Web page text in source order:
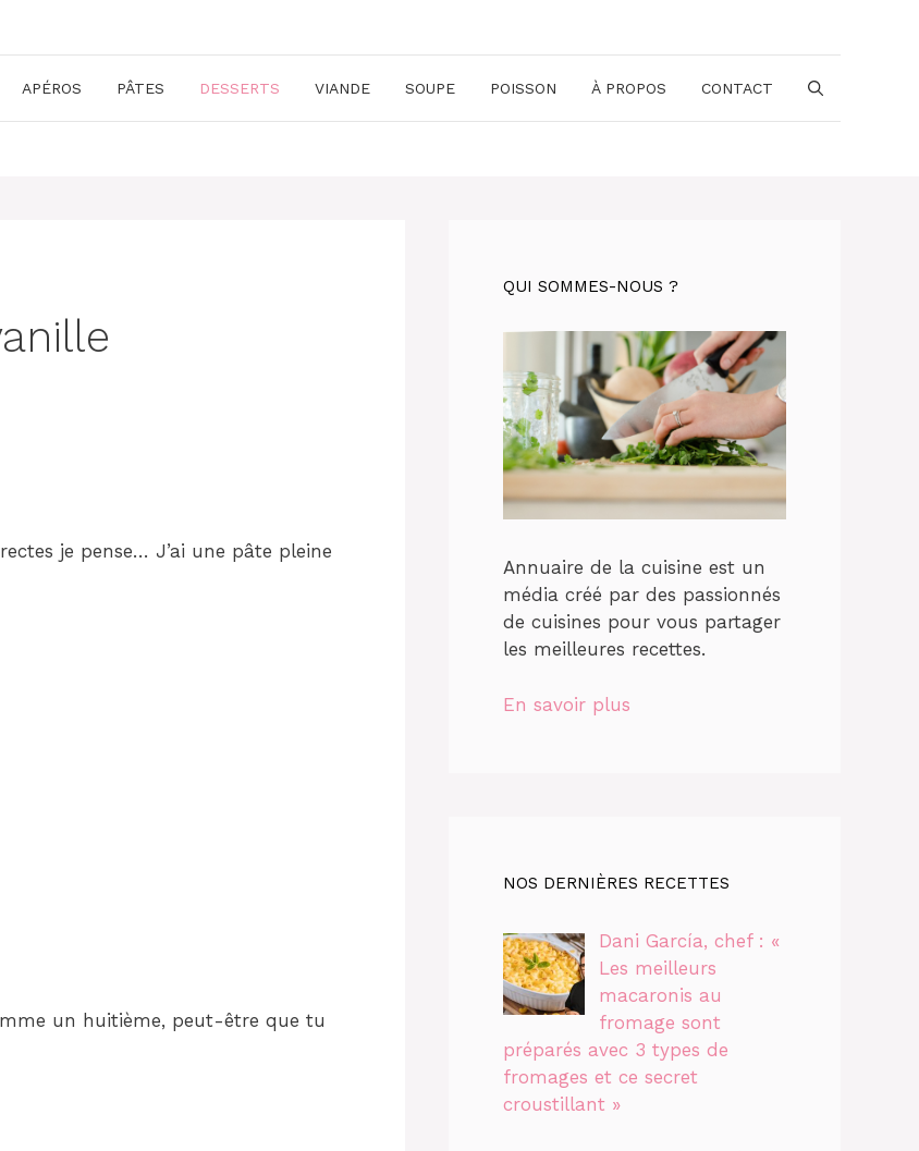
APÉROS PÂTES DESSERTS VIANDE SOUPE POISSON À PROPOS CONTACT
je pense… J’ai une pâte pleine
un huitième, peut-être que tu
QUI SOMMES-NOUS ?
Annuaire de la cuisine est un
média créé par des passionnés
de cuisines pour vous partager
les meilleures recettes.
En savoir plus
NOS DERNIÈRES RECETTES
Dani García, chef : «
Les meilleurs
macaronis au
fromage sont
préparés avec 3 types de
fromages et ce secret
croustillant »